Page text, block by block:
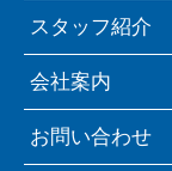
スタッフ紹介
会社案内
お問い合わせ